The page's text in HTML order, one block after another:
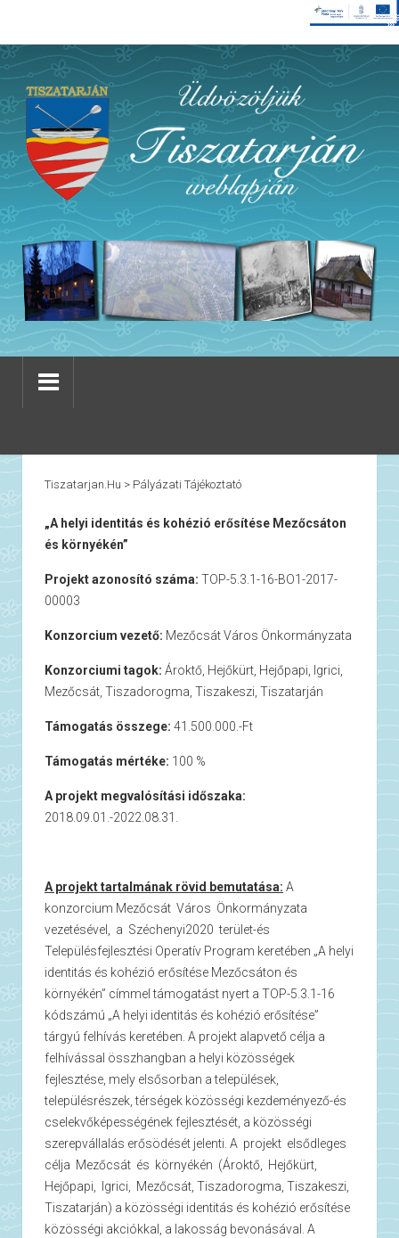
Tiszatarjan.hu > Pályázati Tájékoztató
„A helyi identitás és kohézió erősítése Mezőcsáton
és környékén”
Projekt azonosító száma: TOP-5.3.1-16-BO1-2017-
00003
Konzorcium vezető: Mezőcsát Város Önkormányzata
Konzorciumi tagok: Ároktő, Hejőkürt, Hejőpapi, Igrici,
Mezőcsát, Tiszadorogma, Tiszakeszi, Tiszatarján
Támogatás összege: 41.500.000.-Ft
Támogatás mértéke: 100 %
A projekt megvalósítási időszaka:
2018.09.01.-2022.08.31.
A projekt tartalmának rövid bemutatása: A
konzorcium Mezőcsát Város Önkormányzata
vezetésével, a Széchenyi2020 terület-és
Településfejlesztési Operatív Program keretében „A helyi
identitás és kohézió erősítése Mezőcsáton és
környékén” címmel támogatást nyert a TOP-5.3.1-16
kódszámú „A helyi identitás és kohézió erősítése”
tárgyú felhívás keretében. A projekt alapvető célja a
felhívással összhangban a helyi közösségek
fejlesztése, mely elsősorban a települések,
településrészek, térségek közösségi kezdeményező-és
cselekvőképességének fejlesztését, a közösségi
szerepvállalás erősödését jelenti. A projekt elsődleges
célja Mezőcsát és környékén (Ároktő, Hejőkürt,
Hejőpapi, Igrici, Mezőcsát, Tiszadorogma, Tiszakeszi,
Tiszatarján) a közösségi identitás és kohézió erősítése
közösségi akciókkal, a lakosság bevonásával. A